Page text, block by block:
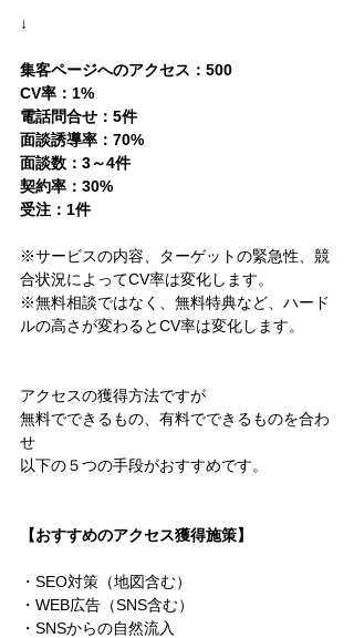
↓
集客ページへのアクセス：500
CV率：1%
電話問合せ：5件
面談誘導率：70%
面談数：3～4件
契約率：30%
受注：1件
※サービスの内容、ターゲットの緊急性、競
合状況によってCV率は変化します。
※無料相談ではなく、無料特典など、ハード
ルの高さが変わるとCV率は変化します。
アクセスの獲得方法ですが
無料でできるもの、有料でできるものを合わ
せ
以下の５つの手段がおすすめです。
【おすすめのアクセス獲得施策】
・SEO対策（地図含む）
・WEB広告（SNS含む）
・SNSからの自然流入